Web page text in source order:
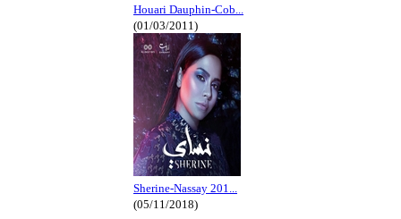
Houari Dauphin-Cob...
(01/03/2011)
Sherine-Nassay 201...
(05/11/2018)